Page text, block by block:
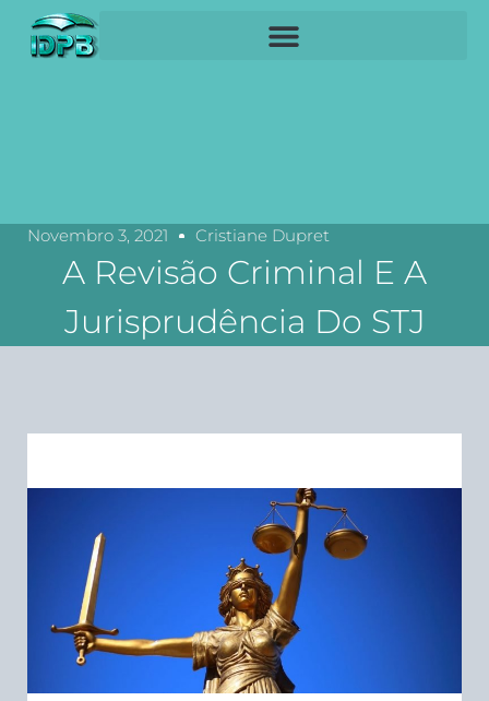
Novembro 3, 2021 Cristiane Dupret
A Revisão Criminal E A
Jurisprudência Do STJ